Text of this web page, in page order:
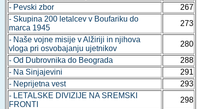
- Pevski zbor
267
- Skupina 200 letalcev v Boufariku do
marca 1945
273
- Naše vojne misije v Alžiriji in njihova
vloga pri osvobajanju ujetnikov
280
- Od Dubrovnika do Beograda
288
- Na Sinjajevini
291
- Neprijetna vest
293
- LETALSKE DIVIZIJE NA SREMSKI
FRONTI
298